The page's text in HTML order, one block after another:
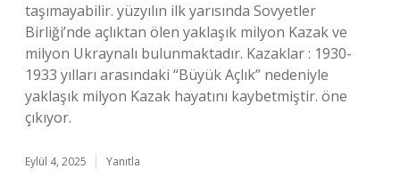
taşımayabilir. yüzyılın ilk yarısında Sovyetler
Birliği’nde açlıktan ölen yaklaşık milyon Kazak ve
milyon Ukraynalı bulunmaktadır. Kazaklar : 1930-
1933 yılları arasındaki “Büyük Açlık” nedeniyle
yaklaşık milyon Kazak hayatını kaybetmiştir. öne
çıkıyor.
Eylül 4, 2025 Yanıtla